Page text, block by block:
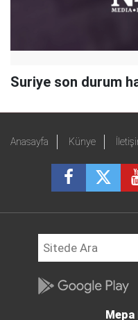
Suriye son durum
Anasayfa Künye
Mepa